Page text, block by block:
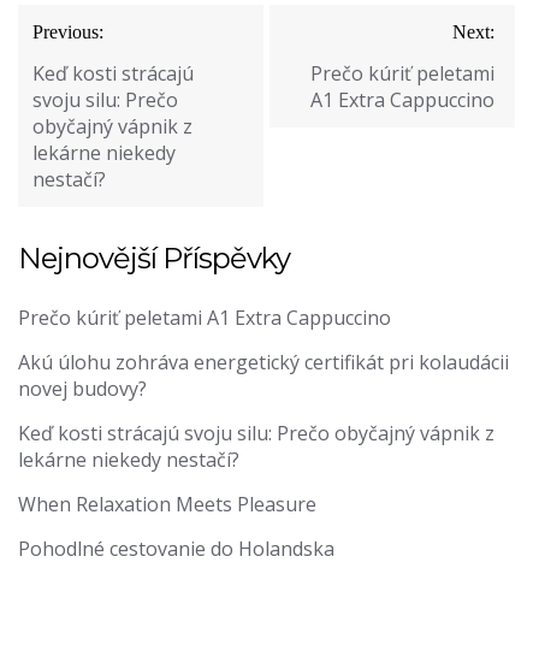
Navigace
pro
příspěvek
Previous:
Keď kosti strácajú
svoju silu: Prečo
obyčajný vápnik z
lekárne niekedy
nestačí?
Next:
Prečo kúriť peletami
A1 Extra Cappuccino
Nejnovější Příspěvky
Prečo kúriť peletami A1 Extra Cappuccino
Akú úlohu zohráva energetický certifikát pri kolaudácii
novej budovy?
Keď kosti strácajú svoju silu: Prečo obyčajný vápnik z
lekárne niekedy nestačí?
When Relaxation Meets Pleasure
Pohodlné cestovanie do Holandska